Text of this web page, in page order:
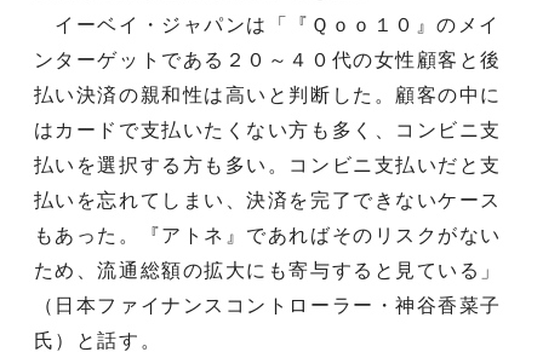
イーベイ・ジャパンは「『Ｑｏｏ１０』のメイ
ンターゲットである２０～４０代の女性顧客と後
払い決済の親和性は高いと判断した。顧客の中に
はカードで支払いたくない方も多く、コンビニ支
払いを選択する方も多い。コンビニ支払いだと支
払いを忘れてしまい、決済を完了できないケース
もあった。『アトネ』であればそのリスクがない
ため、流通総額の拡大にも寄与すると見ている」
（日本ファイナンスコントローラー・神谷香菜子
氏）と話す。